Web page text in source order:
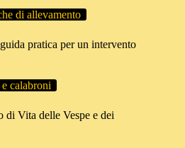
di allevamento
pratica per un intervento
e calabroni
di Vita delle Vespe e dei